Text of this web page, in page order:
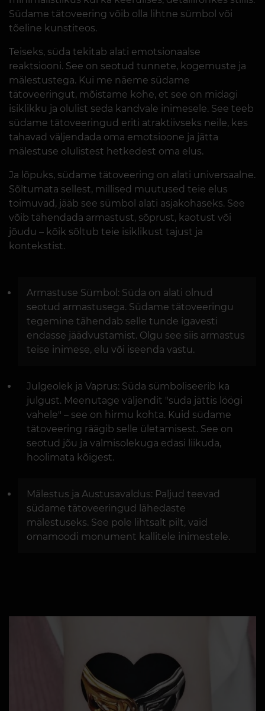
Südame tätoveering võib olla lihtne sümbol või
tõeline kunstiteos.
Teiseks, süda tekitab alati emotsionaalse
reaktsiooni. See on seotud tunnete, kogemuste ja
mälestustega. Kui me näeme südame
tätoveeringut, mõistame kohe, et see on midagi
isiklikku ja olulist seda kandvale inimesele. See teeb
südame tätoveeringud eriti atraktiivseks neile, kes
tahavad väljendada oma emotsioone ja jätta
mälestuse olulistest hetkedest oma elus.
Ja lõpuks, südame tätoveering on alati universaalne.
Sõltumata sellest, millised muutused teie elus
toimuvad, jääb see sümbol alati asjakohaseks. See
võib tähendada armastust, sõprust, kaotust või
jõudu – kõik sõltub teie isiklikust tajust ja
kontekstist.
Armastuse Sümbol: Süda on alati olnud
seotud armastusega. Südame tätoveeringu
tegemine tähendab selle tunde igavesti
endasse jäädvustamist. Olgu see siis armastus
teise inimese, elu või iseenda vastu.
Julgeolek ja Vaprus: Süda sümboliseerib ka
julgust. Meenutage väljendit "süda jättis löögi
vahele" – see on hirmu kohta. Kuid südame
tätoveering räägib selle ületamisest. See on
seotud jõu ja valmisolekuga edasi liikuda,
hoolimata kõigest.
Mälestus ja Austusavaldus: Paljud teevad
südame tätoveeringud lähedaste
mälestuseks. See pole lihtsalt pilt, vaid
omamoodi monument kallitele inimestele.